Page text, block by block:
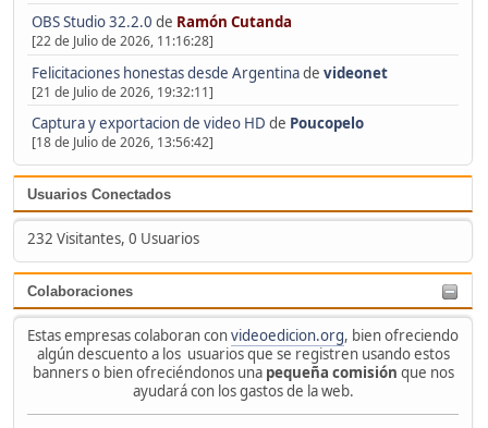
OBS Studio 32.2.0 de Ramón Cutanda
[22 de Julio de 2026, 11:16:28]
Felicitaciones honestas desde Argentinade videonet
[21 de Julio de 2026, 19:32:11]
Captura y exportacion de video HD de Poucopelo
[18 de Julio de 2026, 13:56:42]
Usuarios Conectados
232 Visitantes, 0 Usuarios
Colaboraciones
Estas empresas colaboran convideoedicion.org, bien ofreciendo
algún descuento a los usuarios que se registren usando estos
banners o bien ofreciéndonos una pequeña comisión que nos
ayudará con los gastos de la web.